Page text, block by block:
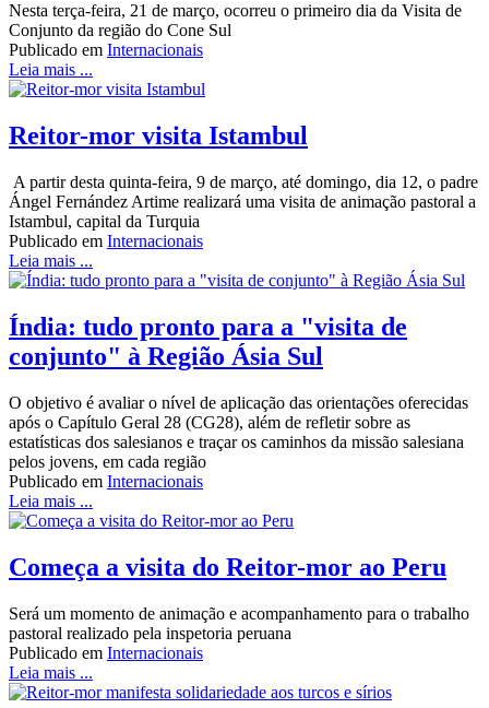
Nesta terça-feira, 21 de março, ocorreu o primeiro dia da Visita de
Conjunto da região do Cone Sul
Publicado em Internacionais
Leia mais ...
Reitor-mor visita Istambul
A partir desta quinta-feira, 9 de março, até domingo, dia 12, o padre
Ángel Fernández Artime realizará uma visita de animação pastoral a
Istambul, capital da Turquia
Publicado em Internacionais
Leia mais ...
Índia: tudo pronto para a "visita de
conjunto" à Região Ásia Sul
O objetivo é avaliar o nível de aplicação das orientações oferecidas
após o Capítulo Geral 28 (CG28), além de refletir sobre as
estatísticas dos salesianos e traçar os caminhos da missão salesiana
pelos jovens, em cada região
Publicado em Internacionais
Leia mais ...
Começa a visita do Reitor-mor ao Peru
Será um momento de animação e acompanhamento para o trabalho
pastoral realizado pela inspetoria peruana
Publicado em Internacionais
Leia mais ...